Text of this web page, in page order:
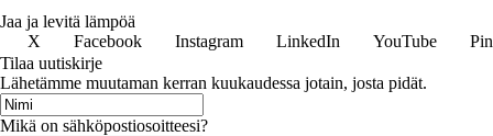
Jaa ja levitä lämpöä
X
Facebook Instagram LinkedIn YouTube
Tilaa uutiskirje
Lähetämme muutaman kerran kuukaudessa jotain, josta pidät.
Mikä on sähköpostiosoitteesi?